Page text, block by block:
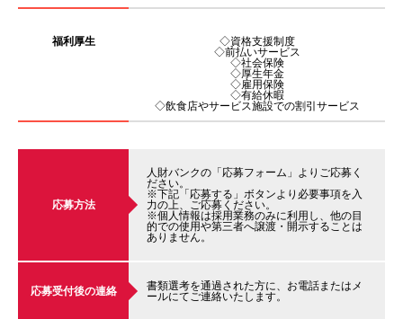
福利厚生
◇資格支援制度
◇前払いサービス
◇社会保険
◇厚生年金
◇雇用保険
◇有給休暇
◇飲食店やサービス施設での割引サービス
応募方法
人財バンクの「応募フォーム」よりご応募く
ださい。
※下記「応募する」ボタンより必要事項を入
力の上、ご応募ください。
※個人情報は採用業務のみに利用し、他の目
的での使用や第三者へ譲渡・開示することは
ありません。
応募受付後の連絡
書類選考を通過された方に、お電話またはメ
ールにてご連絡いたします。